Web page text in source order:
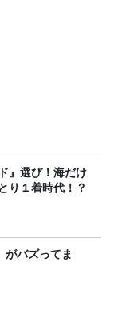
』選び！海だけ
り１着時代！？
がバズってま